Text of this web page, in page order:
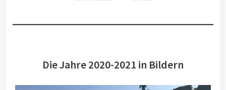
Die Jahre 2020-2021 in Bildern